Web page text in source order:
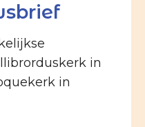
in
in